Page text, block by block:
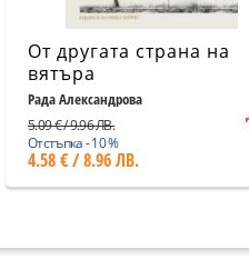
От другата страна на
вятъра
Рада Александрова
5.09 € / 9.96 ЛВ.
Отстъпка - 10 %
4.58 € / 8.96 ЛВ.